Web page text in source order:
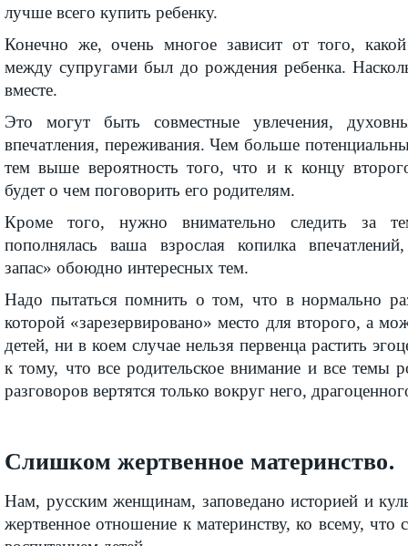
лучше всего купить ребенку.
Конечно же, очень многое зависит от того,
между супругами был до рождения ребенка.
вместе.
Это могут быть совместные увлечения,
впечатления, переживания. Чем больше
тем выше вероятность того, что и к концу
будет о чем поговорить его родителям.
Кроме того, нужно внимательно следить за
пополнялась ваша взрослая копилка
запас» обоюдно интересных тем.
Надо пытаться помнить о том, что в нормально
которой «зарезервировано» место для второго, а
детей, ни в коем случае нельзя первенца растить
к тому, что все родительское внимание и все темы
разговоров вертятся только вокруг него,
Слишком жертвенное материнство.
Нам, русским женщинам, заповедано историей и
жертвенное отношение к материнству, ко всему, что